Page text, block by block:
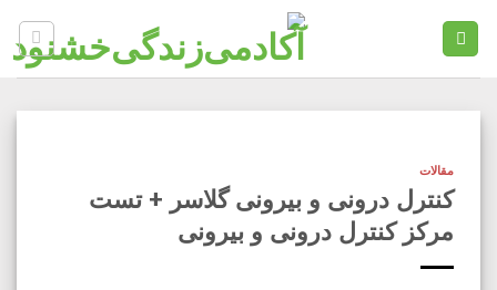
مقالات
کنترل درونی و بیرونی گلاسر + تست
مرکز کنترل درونی و بیرونی